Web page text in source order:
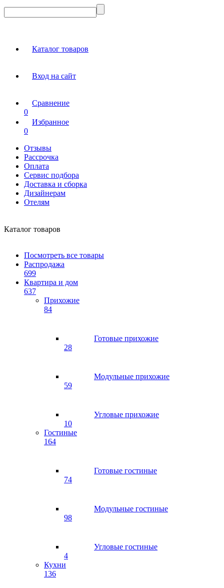
Каталог товаров
Вход на сайт
Сравнение
0
Избранное
0
Отзывы
Рассрочка
Оплата
Сервис подбора
Доставка и сборка
Дизайнерам
Отелям
Каталог товаров
Посмотреть все товары
Распродажа
699
Квартира и дом
637
Прихожие
84
Готовые прихожие
28
Модульные прихожие
59
Угловые прихожие
10
Гостиные
164
Готовые гостиные
74
Модульные гостиные
98
Угловые гостиные
4
Кухни
136